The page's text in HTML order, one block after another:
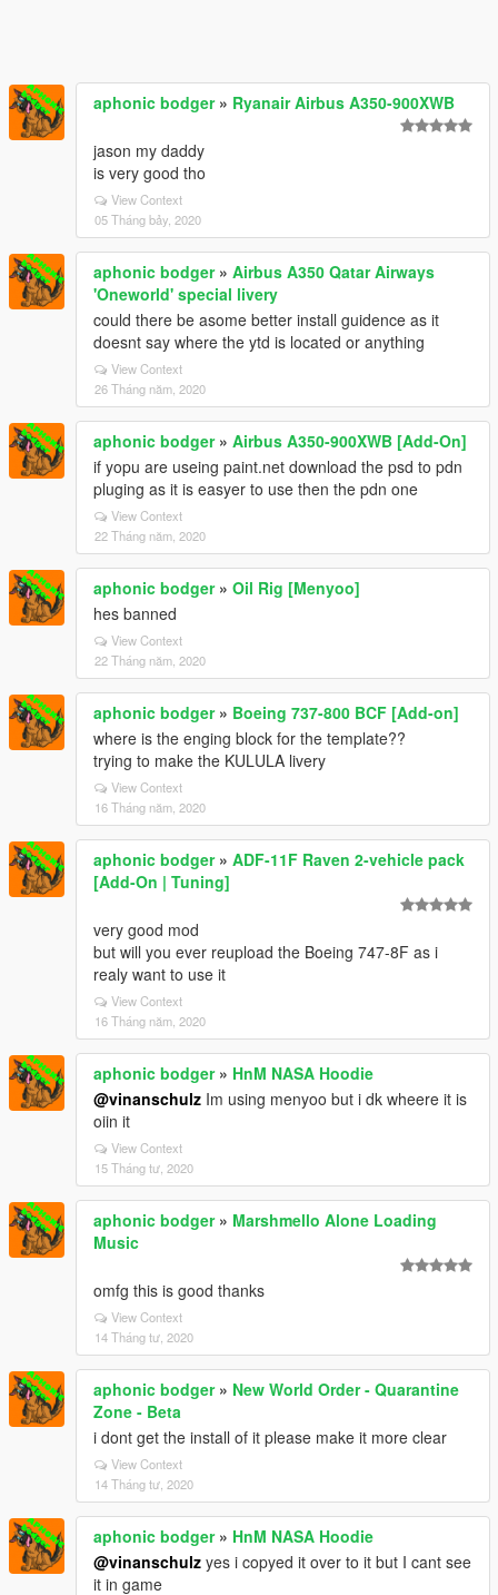
aphonic bodger» Ryanair Airbus A350-900XWB
jason my daddy
is very good tho
View Context
05 Tháng bảy, 2020
aphonic bodger» Airbus A350 Qatar Airways
'Oneworld' special livery
could there be asome better install guidence as it
doesnt say where the ytd is located or anything
View Context
26 Tháng năm, 2020
aphonic bodger» Airbus A350-900XWB [Add-On]
if yopu are useing paint.net download the psd to pdn
pluging as it is easyer to use then the pdn one
View Context
22 Tháng năm, 2020
aphonic bodger» Oil Rig [Menyoo]
hes banned
View Context
22 Tháng năm, 2020
aphonic bodger» Boeing 737-800 BCF [Add-on]
where is the enging block for the template??
trying to make the KULULA livery
View Context
16 Tháng năm, 2020
aphonic bodger» ADF-11F Raven 2-vehicle pack
[Add-On | Tuning]
very good mod
but will you ever reupload the Boeing 747-8F as i
realy want to use it
View Context
16 Tháng năm, 2020
aphonic bodger» HnM NASA Hoodie
@vinanschulz Im using menyoo but i dk wheere it is
oiin it
View Context
15 Tháng tư, 2020
aphonic bodger» Marshmello Alone Loading
Music
omfg this is good thanks
View Context
14 Tháng tư, 2020
aphonic bodger» New World Order - Quarantine
Zone - Beta
i dont get the install of it please make it more clear
View Context
14 Tháng tư, 2020
aphonic bodger» HnM NASA Hoodie
@vinanschulz yes i copyed it over to it but I cant see
it in game